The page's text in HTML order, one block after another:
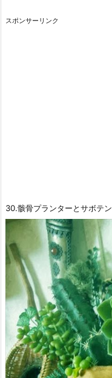
スポンサーリンク
30.骸骨プランターとサボテン